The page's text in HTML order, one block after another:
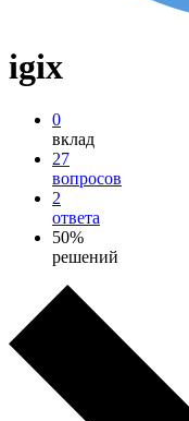
igix
0
вклад
27
вопросов
2
ответа
50%
решений